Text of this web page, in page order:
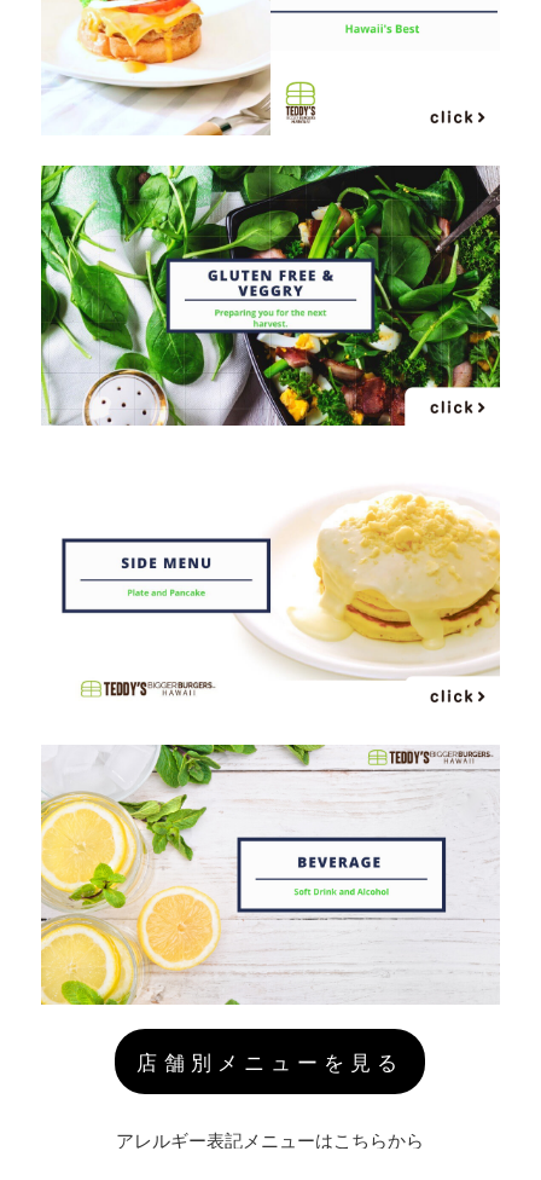
店舗別メニューを見る
アレルギー表記メニューはこちらから